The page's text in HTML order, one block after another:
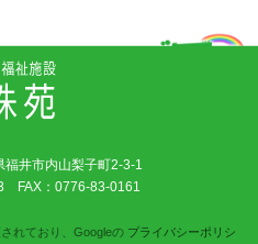
井市内山梨子町2-3-1
FAX：0776-83-0161
れており、Googleの プライバシーポリシ